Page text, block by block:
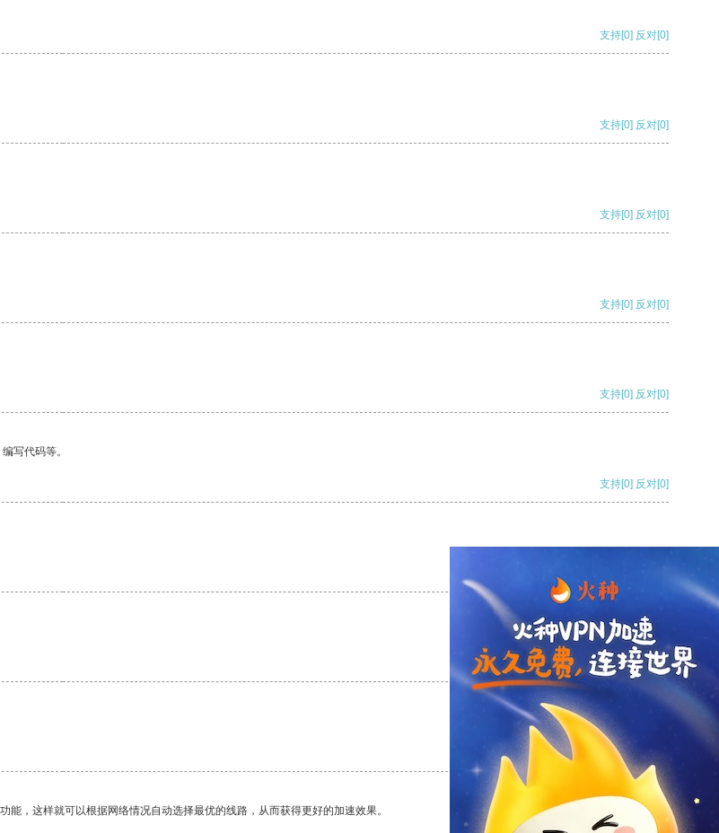
支持[0] 反对[0]
支持[0] 反对[0]
支持[0] 反对[0]
支持[0] 反对[0]
支持[0] 反对[0]
写代码等。
支持[0] 反对[0]
支持 [0] 反对[0]
支持[0] 反对
，这样就可以根据网络情况自动选择最优的线路，从而获得更好的加速效果。